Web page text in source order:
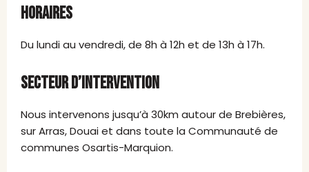
HORAIRES
Du lundi au vendredi, de 8h à 12h et de 13h à 17h.
SECTEUR D’INTERVENTION
Nous intervenons jusqu’à 30km autour de Brebières,
sur Arras, Douai et dans toute la Communauté de
communes Osartis-Marquion.